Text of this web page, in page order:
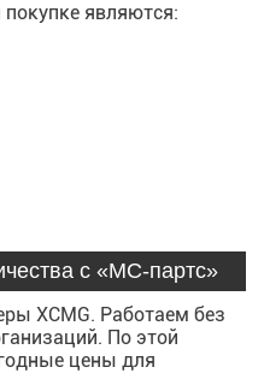
являются:
с «МС-партс»
XCMG. Работаем без
По этой
цены для